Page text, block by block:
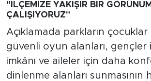
"İLÇEMİZE YAKIŞIR BİR
ÇALIŞIYORUZ"
Açıklamada parkların
güvenli oyun alanları, gençler
imkânı ve aileler için daha
dinlenme alanları sunmasının